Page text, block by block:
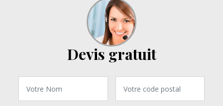
Devis gratuit